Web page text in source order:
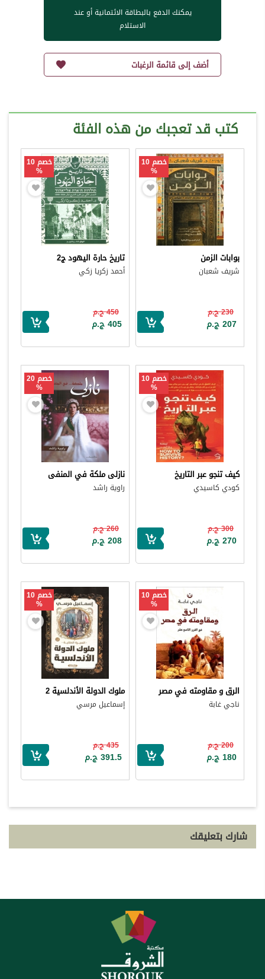
يمكنك الدفع بالبطاقة الائتمانية أو عند
الاستلام
أضف إلى قائمة الرغبات
كتب قد تعجبك من هذه الفئة
خصم 10
%
بوابات الزمن
شريف شعبان
230 ج.م
207 ج.م
خصم 10
%
تاريخ حارة اليهود ج2
أحمد زكريا زكي
450 ج.م
405 ج.م
خصم 10
%
كيف تنجو عبر التاريخ
كودي كاسيدي
300 ج.م
270 ج.م
خصم 20
%
نازلى ملكة في المنفى
راوية راشد
260 ج.م
208 ج.م
خصم 10
%
الرق و مقاومته في مصر
ناجي غابة
200 ج.م
180 ج.م
خصم 10
%
ملوك الدولة الأندلسية 2
إسماعيل مرسي
435 ج.م
391.5 ج.م
شارك بتعليقك